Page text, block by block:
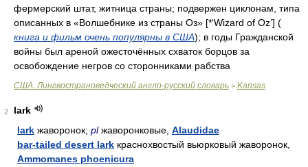
фермерский штат, житница страны; подвержен циклонам, типа
описанных в «Волшебнике из страны Оз» [*‘Wizard of Oz’] (
книга и фильм очень популярны в США); в годы Гражданской
войны был ареной ожесточённых схваток борцов за
освобождение негров со сторонниками рабства
США. Лингвострановедческий англо-русский словарь > Kansas
2
lark
lark жаворонок; pl жаворонковые, Alaudidae
bar-tailed desert lark краснохвостый вьюрковый жаворонок,
Ammomanes phoenicura